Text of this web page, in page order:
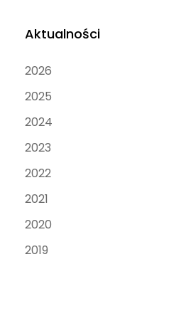
Aktualności
2026
2025
2024
2023
2022
2021
2020
2019